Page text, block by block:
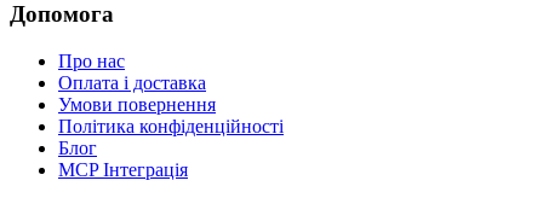
Допомога
Про нас
Оплата і доставка
Умови повернення
Політика конфіденційності
Блог
MCP Інтеграція